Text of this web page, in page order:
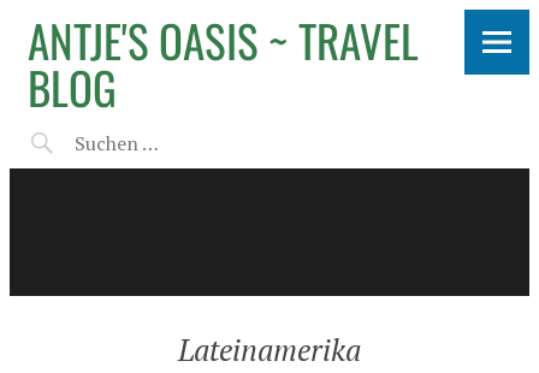
ANTJE'S OASIS ~ TRAVEL
BLOG
Lateinamerika